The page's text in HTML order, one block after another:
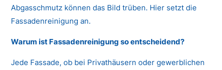
Abgasschmutz können das Bild trüben. Hier setzt die
Fassadenreinigung an.
Warum ist Fassadenreinigung so entscheidend?
Jede Fassade, ob bei Privathäusern oder gewerblichen